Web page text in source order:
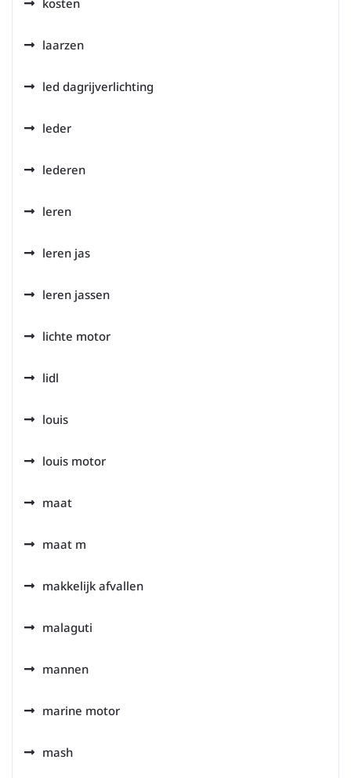
laarzen
led dagrijverlichting
leder
lederen
leren
leren jas
leren jassen
lichte motor
lidl
louis
louis motor
maat
maat m
makkelijk afvallen
malaguti
mannen
marine motor
mash